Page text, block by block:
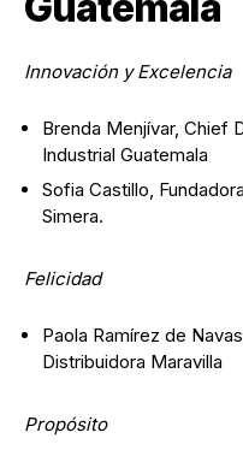
Innovación y Excelencia
Brenda Menjívar, Chief
Industrial Guatemala
Sofia Castillo,
Simera.
Felicidad
Paola Ramírez de
Distribuidora Maravilla
Propósito